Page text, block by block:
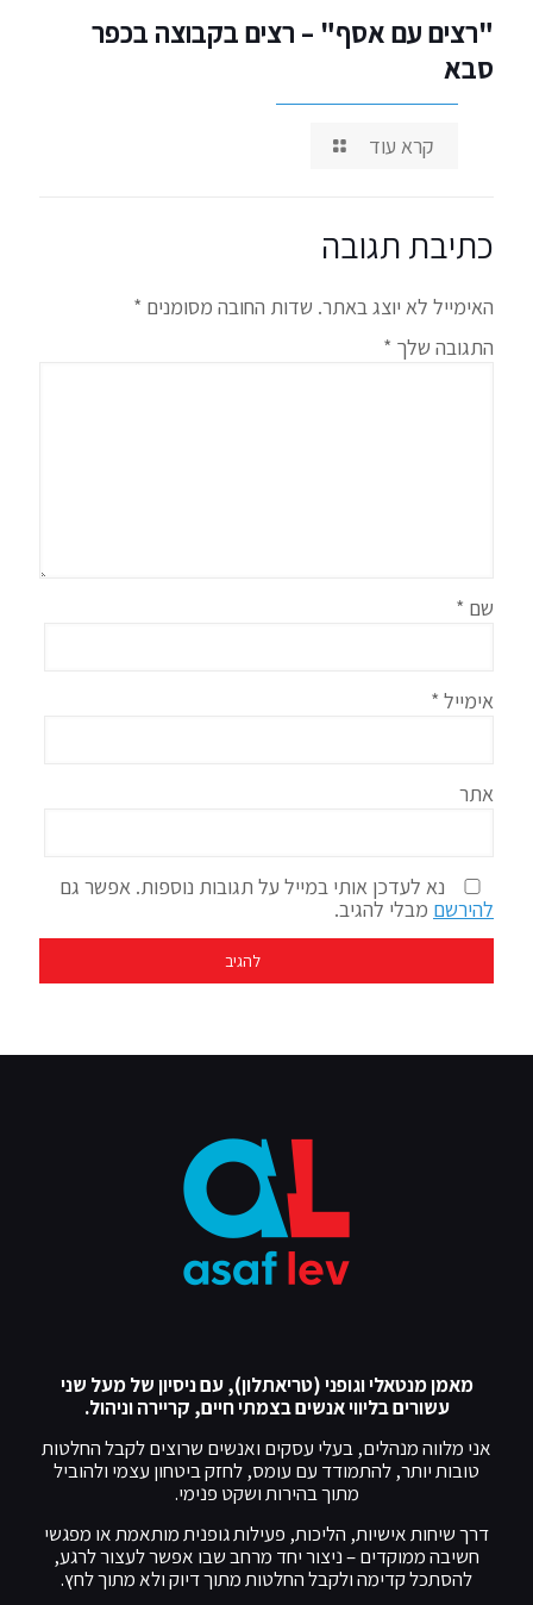
"רצים עם אסף" – רצים בקבוצה בכפר
סבא
קרא עוד
כתיבת תגובה
האימייל לא יוצג באתר. שדות החובה מסומנים *
התגובה שלך *
שם *
אימייל *
אתר
נא לעדכן אותי במייל על תגובות נוספות. אפשר גם
להירשם מבלי להגיב.
מאמן מנטאלי וגופני (טריאתלון), עם ניסיון של מעל שני
עשורים בליווי אנשים בצמתי חיים, קריירה וניהול.
אני מלווה מנהלים, בעלי עסקים ואנשים שרוצים לקבל החלטות
טובות יותר, להתמודד עם עומס, לחזק ביטחון עצמי ולהוביל
מתוך בהירות ושקט פנימי.
דרך שיחות אישיות, הליכות, פעילות גופנית מותאמת או מפגשי
חשיבה ממוקדים – ניצור יחד מרחב שבו אפשר לעצור לרגע,
להסתכל קדימה ולקבל החלטות מתוך דיוק ולא מתוך לחץ.